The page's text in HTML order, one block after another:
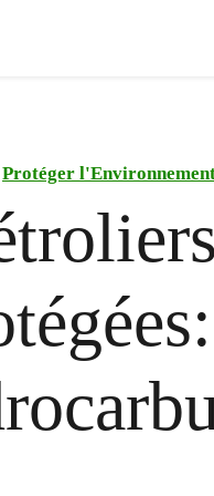
Protéger